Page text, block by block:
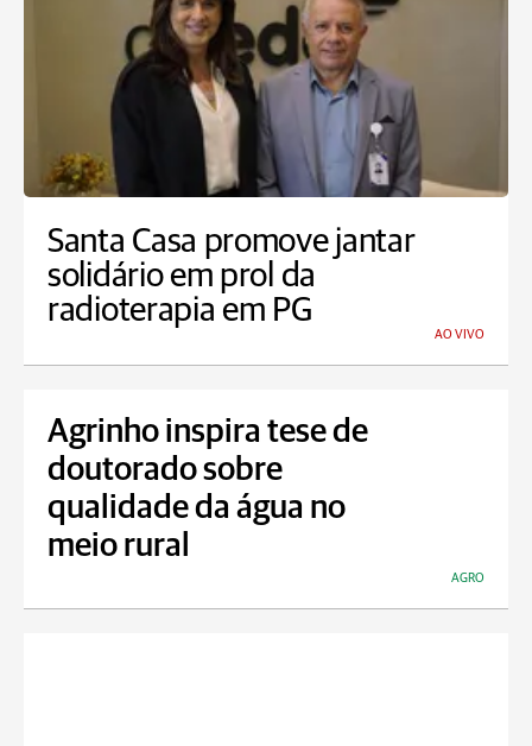
Santa Casa promove jantar
solidário em prol da
radioterapia em PG
AO VIVO
Agrinho inspira tese de
doutorado sobre
qualidade da água no
meio rural
AGRO